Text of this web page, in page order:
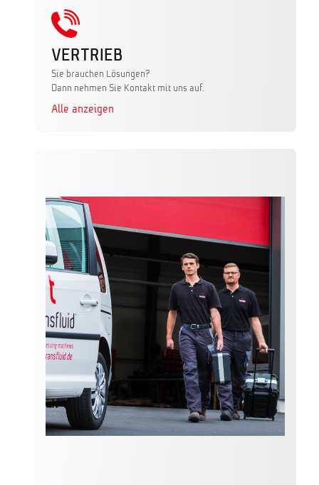
VERTRIEB
Sie brauchen Lösungen?
Dann nehmen Sie Kontakt mit uns auf.
Alle anzeigen